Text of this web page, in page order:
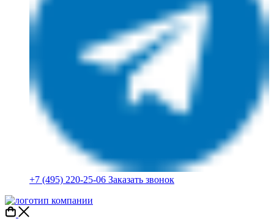
+7 (495) 220-25-06 Заказать звонок